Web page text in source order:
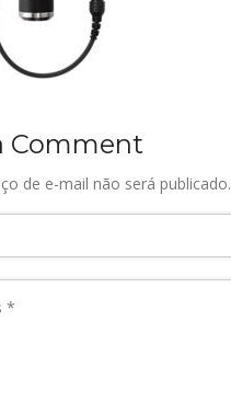
Comment
de e-mail não será publicado.